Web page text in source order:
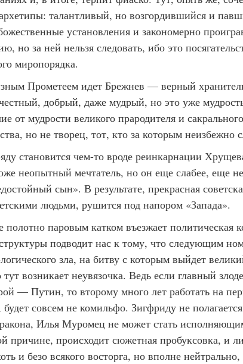
талантливый, но возгордившийся и
установления и закономерно
но за ней нельзя следовать, ибо это
миропорядка.
Прометеем идет Брежнев — верный
добрый, даже мудрый, но это уже
от мудрости великого прародителя и
но не творец, тот, кто за которым неизбежно
становится чем-то вроде реинкарнации
неопытный мечтатель, но он еще слабее, еще
сын». В результате, прекрасная
людьми, рушится под напором «Запада».
полотно паровым катком въезжает политическая
подводит нас к тому, что следующим
зла, на битву с которым выйдет
тут возникает неувязочка. Ведь если главный
— Путин, то второму много лет работать на
будет совсем не комильфо. Зигфриду не
Илья Муромец не может стать
причине, происходит сюжетная пробуксовка, и
и безо всякого восторга, но вполне